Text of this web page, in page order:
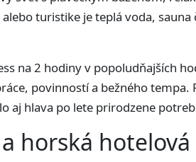
turistike je teplá voda,
na 2 hodiny v popoludňajších
povinností a bežného tempa.
aj hlava po lete prirodzene
horská